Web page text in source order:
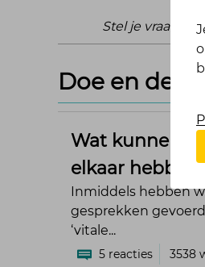
Stel je vraag of
Doe en
Wat kunnen
elkaar
Inmiddels hebben
gesprekken
‘vitale...
5 reacties 3538